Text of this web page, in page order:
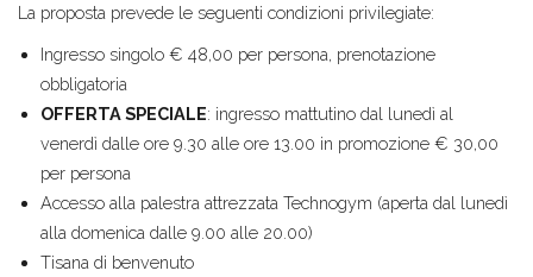
La proposta prevede le seguenti condizioni privilegiate:
Ingresso singolo € 48,00 per persona, prenotazione
obbligatoria
OFFERTA SPECIALE: ingresso mattutino dal lunedì al
venerdì dalle ore 9.30 alle ore 13.00 in promozione € 30,00
per persona
Accesso alla palestra attrezzata Technogym (aperta dal lunedì
alla domenica dalle 9.00 alle 20.00)
Tisana di benvenuto